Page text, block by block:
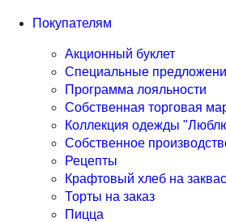
Покупателям
Акционный буклет
Специальные
Программа лояльности
Собственная торговая
Коллекция одежды
Собственное
Рецепты
Крафтовый хлеб на
Торты на заказ
Пицца